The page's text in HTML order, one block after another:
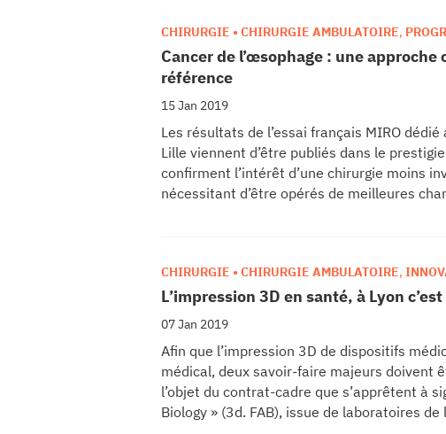
Cancer de l’œsophage : une
référence
15 Jan 2019
CHIRURGIE • CHIRURGIE AMBULATOIRE,
Les résultats de l’essai français MIRO
Lille viennent d’être publiés dans le
confirment l’intérêt d’une chirurgie moins
nécessitant d’être opérés de meilleures
L’impression 3D en santé, à Lyon
07 Jan 2019
CHIRURGIE • CHIRURGIE AMBULATOIRE,
Afin que l’impression 3D de dispositifs
médical, deux savoir-faire majeurs doivent
l’objet du contrat-cadre que s’apprêtent à
Biology » (3d. FAB), issue de laboratoires de